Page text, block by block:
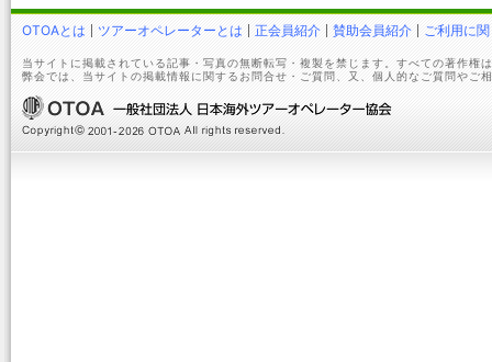
OTOAとは ツアーオペレーターとは 正会員紹介 賛助会員紹介 ご利用に
当サイトに掲載されている記事・写真の無断転写・複製を禁じます。すべての著作権
弊会では、当サイトの掲載情報に関するお問合せ・ご質問、又、個人的なご質問やご